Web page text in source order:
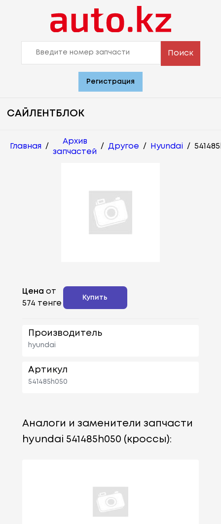
Поиск
Регистрация
САЙЛЕНТБЛОК
Главная /
Архив
запчастей
/ Другое / Hyundai /
Цена от
574 тенге
Купить
Производитель
hyundai
Артикул
541485h050
Аналоги и заменители запчасти
hyundai 541485h050 (кроссы):